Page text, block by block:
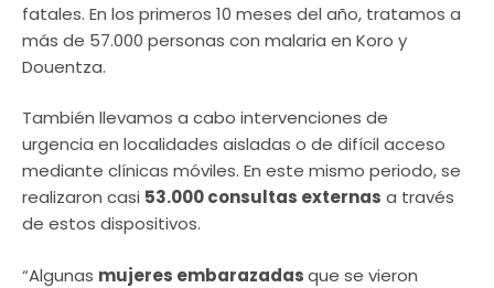
fatales. En los primeros 10 meses del año, tratamos a
más de 57.000 personas con malaria en Koro y
Douentza.
También llevamos a cabo intervenciones de
urgencia en localidades aisladas o de difícil acceso
mediante clínicas móviles. En este mismo periodo, se
realizaron casi 53.000 consultas externas a través
de estos dispositivos.
“Algunas mujeres embarazadasque se vieron